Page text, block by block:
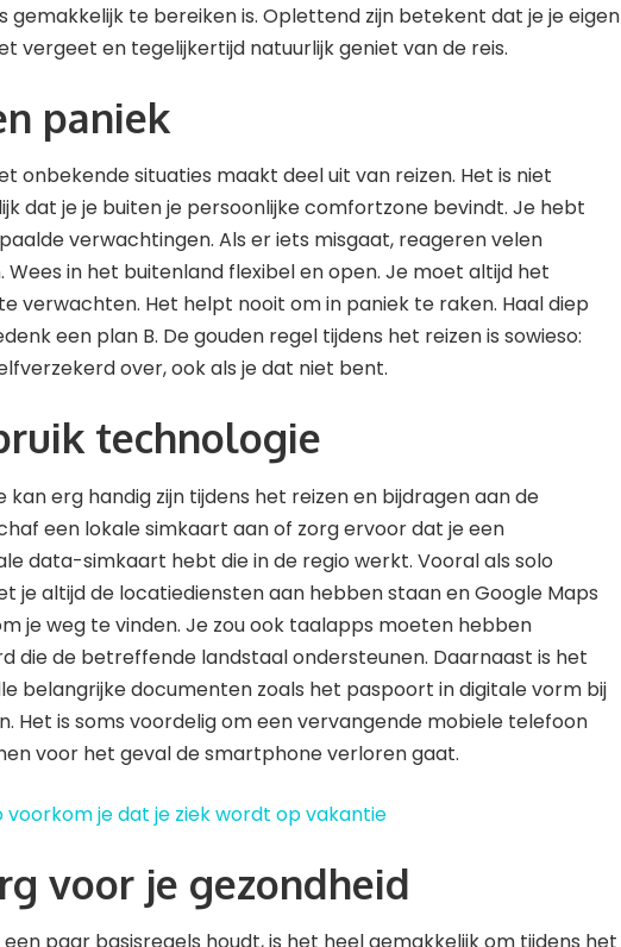
gemakkelijk te bereiken is. Oplettend zijn betekent dat je je eigen
vergeet en tegelijkertijd natuurlijk geniet van de reis.
paniek
onbekende situaties maakt deel uit van reizen. Het is niet
dat je je buiten je persoonlijke comfortzone bevindt. Je hebt
verwachtingen. Als er iets misgaat, reageren velen
Wees in het buitenland flexibel en open. Je moet altijd het
verwachten. Het helpt nooit om in paniek te raken. Haal diep
een plan B. De gouden regel tijdens het reizen is sowieso:
over, ook als je dat niet bent.
technologie
kan erg handig zijn tijdens het reizen en bijdragen aan de
een ​​lokale simkaart aan of zorg ervoor dat je een
data-simkaart hebt die in de regio werkt. Vooral als solo
je altijd de locatiediensten aan hebben staan ​​en Google Maps
je weg te vinden. Je zou ook taalapps moeten hebben
die de betreffende landstaal ondersteunen. Daarnaast is het
belangrijke documenten zoals het paspoort in digitale vorm bij
Het is soms voordelig om een ​​vervangende mobiele telefoon
voor het geval de smartphone verloren gaat.
voorkom je dat je ziek wordt op vakantie
voor je gezondheid